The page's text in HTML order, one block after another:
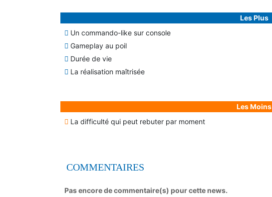
Les Plus
Un commando-like sur console
Gameplay au poil
Durée de vie
La réalisation maîtrisée
Les Moins
La difficulté qui peut rebuter par moment
COMMENTAIRES
Pas encore de commentaire(s) pour cette news.